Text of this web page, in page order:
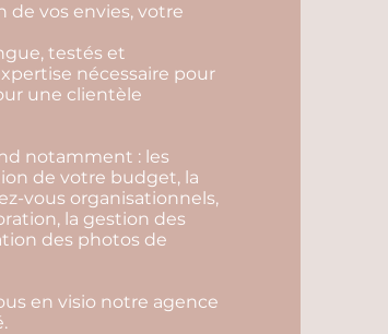
de vos envies, votre
testés et
nécessaire pour
une clientèle
notamment : les
de votre budget, la
vous organisationnels,
la gestion des
des photos de
en visio notre agence